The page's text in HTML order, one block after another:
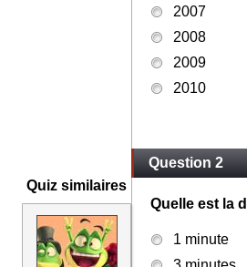
Quiz similaires
2007
2008
2009
2010
Question 2
Quelle est la
1 minute